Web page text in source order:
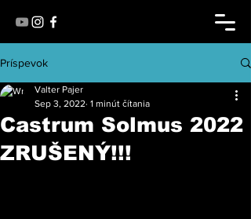
Príspevok
Castrum Solmus 2022
ZRUŠENÝ!!!
Valter Pajer
Sep 3, 2022 1 minút čítania